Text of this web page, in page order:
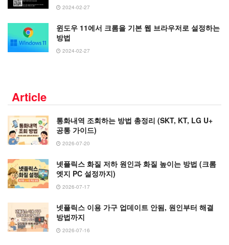
2024-02-27
윈도우 11에서 크롬을 기본 웹 브라우저로 설정하는
방법
2024-02-27
Article
통화내역 조회하는 방법 총정리 (SKT, KT, LG U+
공통 가이드)
2026-07-20
넷플릭스 화질 저하 원인과 화질 높이는 방법 (크롬
엣지 PC 설정까지)
2026-07-17
넷플릭스 이용 가구 업데이트 안됨, 원인부터 해결
방법까지
2026-07-16